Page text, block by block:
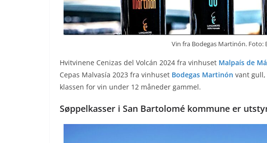
Vin fra Bodegas Martinón. Foto:
Hvitvinene Cenizas del Volcán 2024 fra vinhuset Malpaís de
Cepas Malvasía 2023 fra vinhuset Bodegas Martinón vant
klassen for vin under 12 måneder gammel.
Søppelkasser i San Bartolomé kommune er